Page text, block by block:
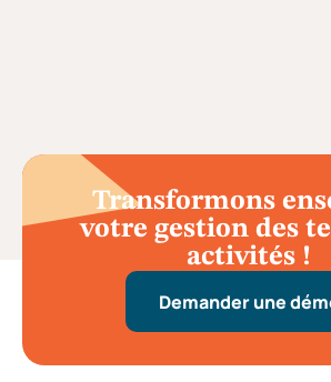
Transformons
votre gestion des
activités !
Demander une